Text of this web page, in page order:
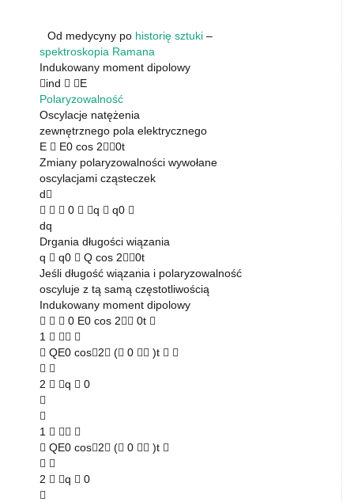
Od medycyny po historię sztuki –
spektroskopia Ramana
Indukowany moment dipolowy
ind  E
Polaryzowalność
Oscylacje natężenia
zewnętrznego pola elektrycznego
E  E0 cos 20t
Zmiany polaryzowalności wywołane
oscylacjami cząsteczek
d
   0  q  q0 
dq
Drgania długości wiązania
q  q0  Q cos 20t
Jeśli długość wiązania i polaryzowalność
oscyluje z tą samą częstotliwością
Indukowany moment dipolowy
   0 E0 cos 2 0t 
1   
 QE0 cos2 ( 0  )t  
 
2  q  0


1   
 QE0 cos2 ( 0  )t 
 
2  q  0
